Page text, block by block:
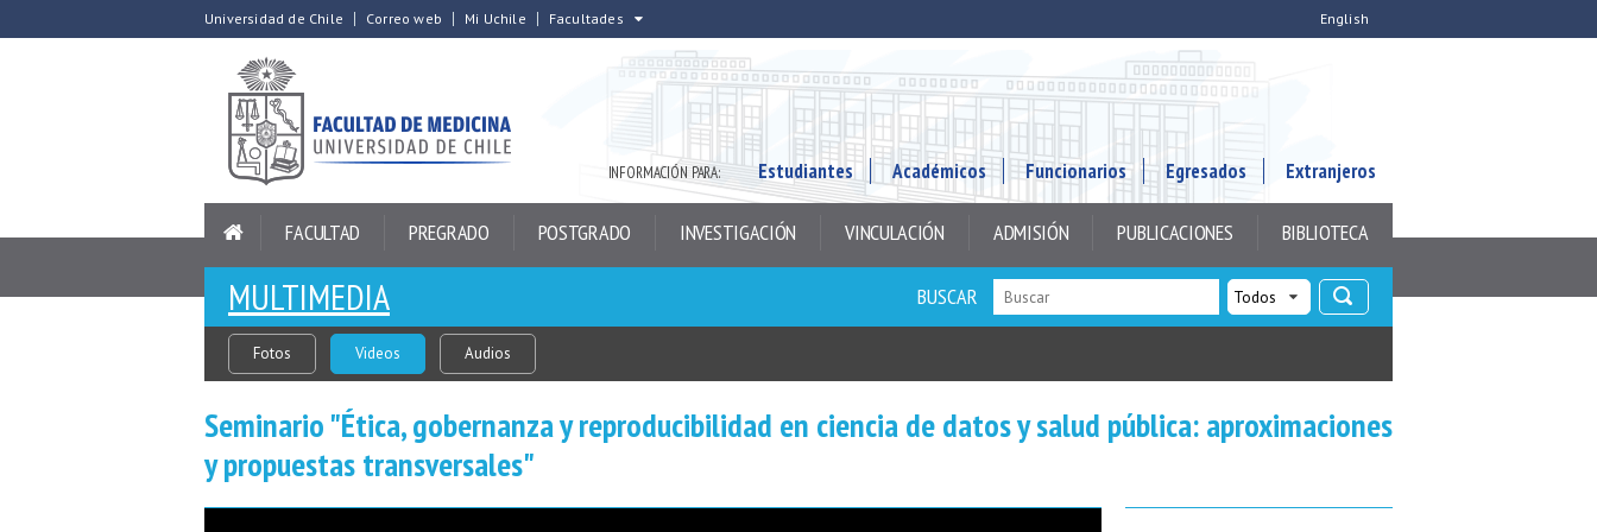
Universidad de Chile Correo web Mi Uchile Facultades English
INFORMACIÓN PARA: Estudiantes Académicos Funcionarios Egresados Extranjeros
FACULTAD PREGRADO POSTGRADO INVESTIGACIÓN VINCULACIÓN ADMISIÓN PUBLICACIONES BIBLIOTECA
MULTIMEDIA BUSCAR
Fotos Videos Audios
Seminario "Ética, gobernanza y reproducibilidad en ciencia de datos y salud pública: aproximaciones
y propuestas transversales"